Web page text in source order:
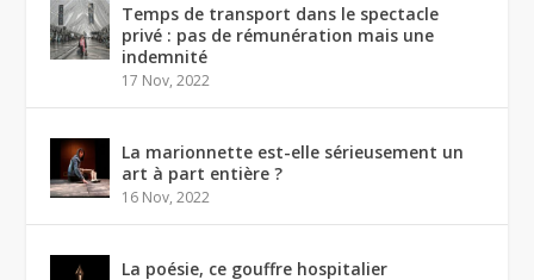
Temps de transport dans le spectacle
privé : pas de rémunération mais une
indemnité
17 Nov, 2022
La marionnette est-elle sérieusement un
art à part entière ?
16 Nov, 2022
La poésie, ce gouffre hospitalier